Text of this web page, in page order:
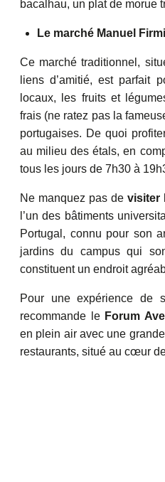
bacalhau, un plat de morue
Le marché Manuel
Ce marché traditionnel,
liens d’amitié, est parfait
locaux, les fruits et
frais (ne ratez pas la
portugaises. De quoi
au milieu des étals, en
tous les jours de 7h30 à
Ne manquez pas de visiter
l’un des bâtiments
Portugal, connu pour son
jardins du campus qui
constituent un endroit
Pour une expérience de
recommande le Forum
en plein air avec une
restaurants, situé au cœur